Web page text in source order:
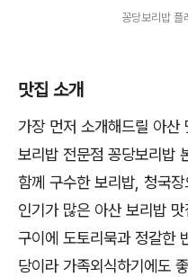
꽁당보리밥
맛집 소개
가장 먼저 소개해드릴 아산
보리밥 전문점 꽁당보리밥
함께 구수한 보리밥, 청국
인기가 많은 아산 보리밥
구이에 도토리묵과 정갈한
당이라 가족외식하기에도